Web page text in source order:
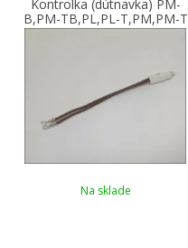
Kontrolka (dútnavka) PM-
B,PM-TB,PL,PL-T,PM,PM-T
Na sklade